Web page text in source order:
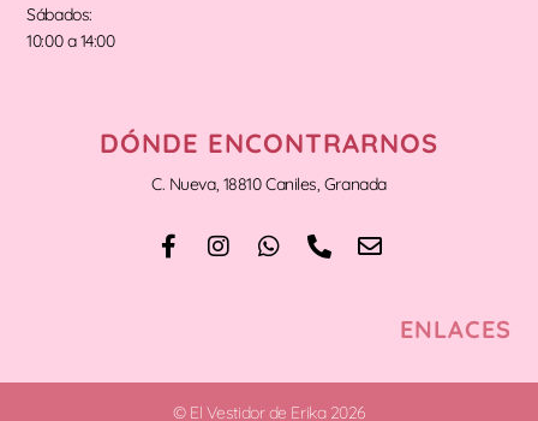
Sábados:
10:00 a 14:00
DÓNDE ENCONTRARNOS
C. Nueva, 18810 Caniles, Granada
ENLACES
© El Vestidor de Erika 2026